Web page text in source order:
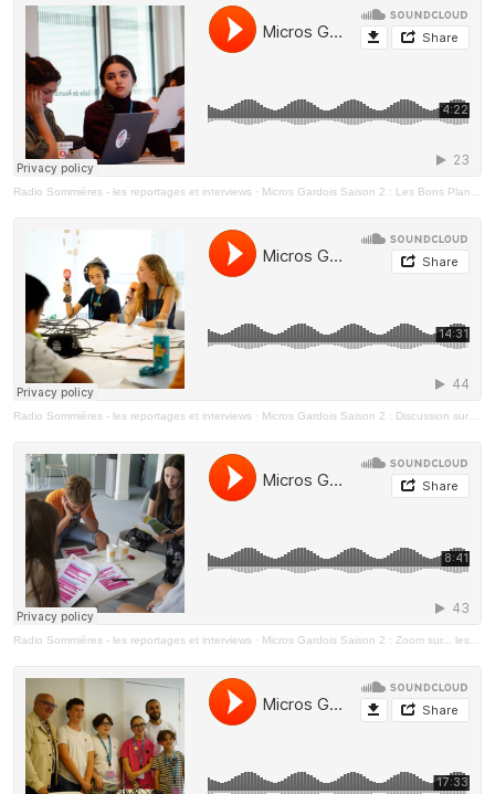
Radio Sommières - les reportages et interviews · Micros Gardois Saison 2 : Les Bons Plans De Noël
Radio Sommières - les reportages et interviews · Micros Gardois Saison 2 : Discussion sur les rythmes scolaires
Radio Sommières - les reportages et interviews · Micros Gardois Saison 2 : Zoom sur... les Conseils d'enfants et de jeunes